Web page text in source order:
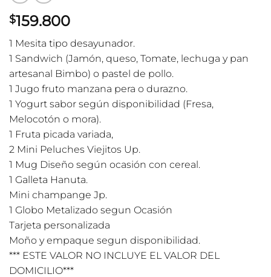
$159.800
1 Mesita tipo desayunador.
1 Sandwich (Jamón, queso, Tomate, lechuga y pan
artesanal Bimbo) o pastel de pollo.
1 Jugo fruto manzana pera o durazno.
1 Yogurt sabor según disponibilidad (Fresa,
Melocotón o mora).
1 Fruta picada variada,
2 Mini Peluches Viejitos Up.
1 Mug Diseño según ocasión con cereal.
1 Galleta Hanuta.
Mini champange Jp.
1 Globo Metalizado segun Ocasión
Tarjeta personalizada
Moño y empaque segun disponibilidad.
*** ESTE VALOR NO INCLUYE EL VALOR DEL
DOMICILIO***